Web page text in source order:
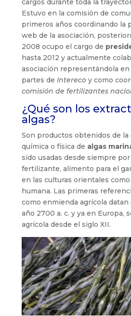
cargos durante toda la
Estuvo en la comisión de
primeros años coordinando la
web de la asociación,
2008 ocupo el cargo de
hasta 2012 y actualmente
asociación representándola
partes de Interecoy como
comisión de fertilizantes
¿Qué son los
algas?
Son productos obtenidos de la
química o física de algas
sido usadas desde siempre
fertilizante, alimento para el
en las culturas orientales
humana. Las primeras
como enmienda agrícola datan
año 2700 a. c. y ya en Europa,
agrícola desde el siglo XII.